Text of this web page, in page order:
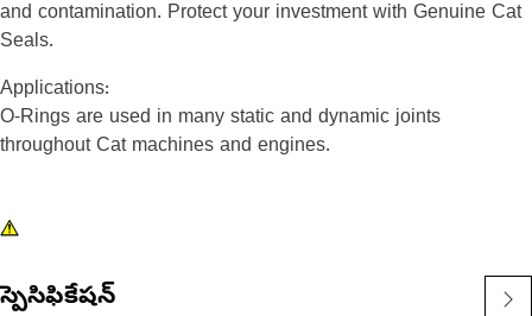
and contamination. Protect your investment with Genuine Cat
Seals.
Applications:
O-Rings are used in many static and dynamic joints
throughout Cat machines and engines.
స్పెసిఫికేషన్